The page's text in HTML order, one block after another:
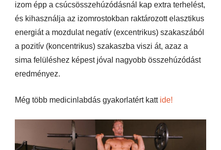
izom épp a csúcsösszehúzódásnál kap extra terhelést,
és kihasználja az izomrostokban raktározott elasztikus
energiát a mozdulat negatív (excentrikus) szakaszából
a pozitív (koncentrikus) szakaszba viszi át, azaz a
sima felüléshez képest jóval nagyobb összehúzódást
eredményez.
Még több medicinlabdás gyakorlatért katt ide!